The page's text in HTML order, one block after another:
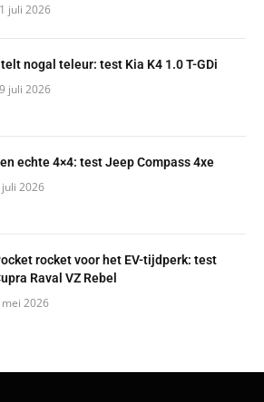
juli 2026
nogal teleur: test Kia K4 1.0 T-GDi
juli 2026
echte 4×4: test Jeep Compass 4xe
2026
rocket voor het EV-tijdperk: test
Raval VZ Rebel
2026